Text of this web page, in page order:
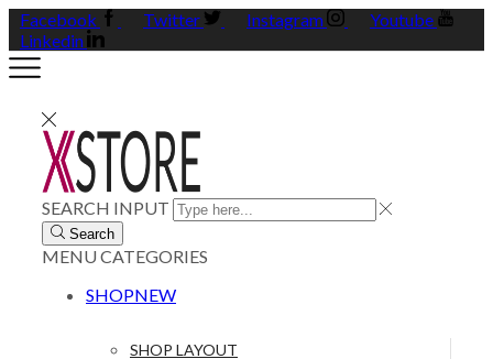
Facebook Twitter Instagram
Youtube
Linkedin
SEARCH INPUT
Search
MENUCATEGORIES
SHOPNEW
SHOP LAYOUT